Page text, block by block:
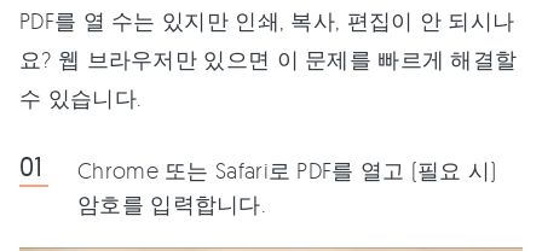
PDF를 열 수는 있지만 인쇄, 복사, 편집이 안 되시나
요? 웹 브라우저만 있으면 이 문제를 빠르게 해결할
수 있습니다.
Chrome 또는 Safari로 PDF를 열고 (필요 시)
암호를 입력합니다.